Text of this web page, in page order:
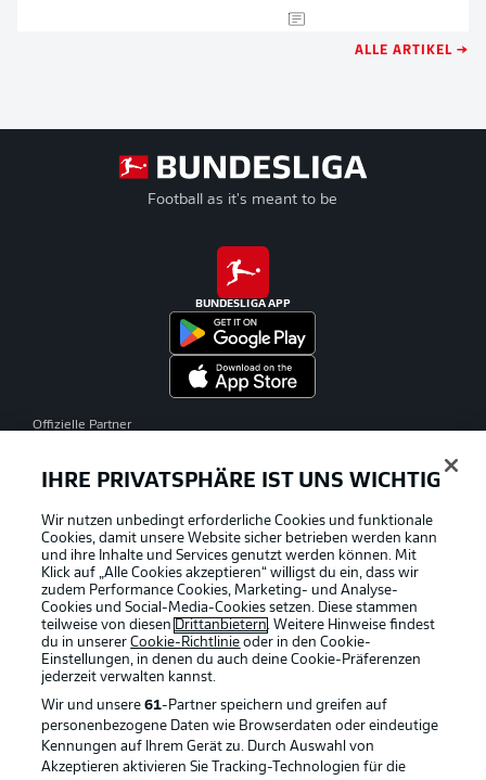
ALLE ARTIKEL →
Football as it's meant to be
BUNDESLIGA APP
Offizielle Partner
IHRE PRIVATSPHÄRE IST UNS WICHTIG
Wir nutzen unbedingt erforderliche Cookies und funktionale
Cookies, damit unsere Website sicher betrieben werden kann
und ihre Inhalte und Services genutzt werden können. Mit
Klick auf „Alle Cookies akzeptieren“ willigst du ein, dass wir
zudem Performance Cookies, Marketing- und Analyse-
Cookies und Social-Media-Cookies setzen. Diese stammen
teilweise von diesen Drittanbietern. Weitere Hinweise findest
du in unsererCookie-Richtlinie oder in den Cookie-
Einstellungen, in denen du auch deine Cookie-Präferenzen
jederzeit verwalten kannst.
Wir und unsere61-Partner speichern und greifen auf
personenbezogene Daten wie Browserdaten oder eindeutige
Kennungen auf Ihrem Gerät zu. Durch Auswahl von
Akzeptieren aktivieren Sie Tracking-Technologien für die